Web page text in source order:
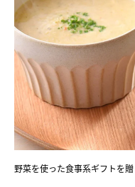
野菜を使った食事系ギフトを